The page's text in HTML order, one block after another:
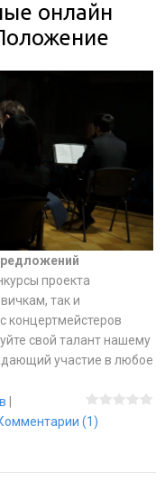
онлайн
проекта
так и
концертмейстеров
свой талант нашему
участие в любое
(1)